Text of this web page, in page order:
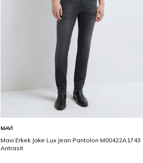
MAVI
Mavi Erkek Jake Lux Jean Pantolon M00422A1743
Antrasit